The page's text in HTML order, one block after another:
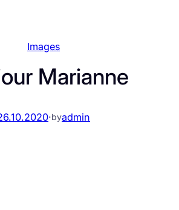
Images
Marianne
·byadmin